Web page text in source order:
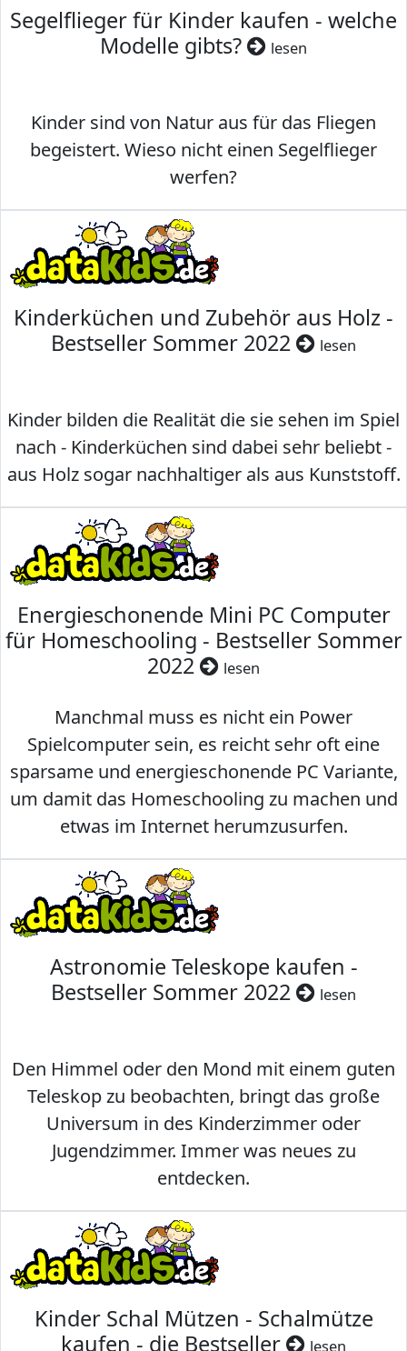
Segelflieger für Kinder kaufen - welche
Modelle gibts?
lesen
Kinder sind von Natur aus für das Fliegen
begeistert. Wieso nicht einen Segelflieger
werfen?
Kinderküchen und Zubehör aus Holz -
Bestseller Sommer 2022
lesen
Kinder bilden die Realität die sie sehen im Spiel
nach - Kinderküchen sind dabei sehr beliebt -
aus Holz sogar nachhaltiger als aus Kunststoff.
Energieschonende Mini PC Computer
für Homeschooling - Bestseller Sommer
2022
lesen
Manchmal muss es nicht ein Power
Spielcomputer sein, es reicht sehr oft eine
sparsame und energieschonende PC Variante,
um damit das Homeschooling zu machen und
etwas im Internet herumzusurfen.
Astronomie Teleskope kaufen -
Bestseller Sommer 2022
lesen
Den Himmel oder den Mond mit einem guten
Teleskop zu beobachten, bringt das große
Universum in des Kinderzimmer oder
Jugendzimmer. Immer was neues zu
entdecken.
Kinder Schal Mützen - Schalmütze
kaufen - die Bestseller
lesen